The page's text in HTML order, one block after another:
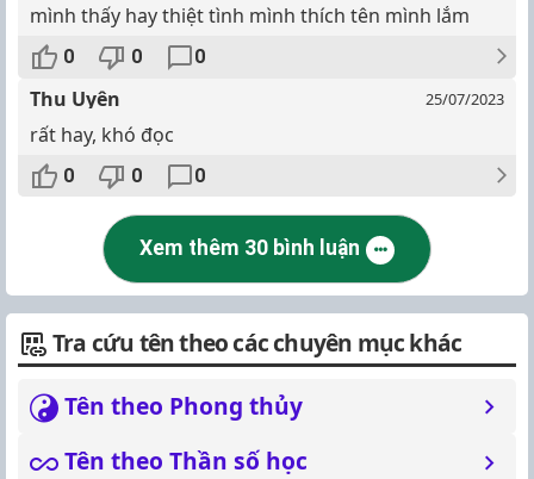
mình thấy hay thiệt tình mình thích tên mình lắm
0 0 0
Thu Uyên 25/07/2023
rất hay, khó đọc
0 0 0
Xem thêm 30 bình luận
Tra cứu tên theo các chuyên mục khác
Tên theo Phong thủy
Tên theo Thần số học